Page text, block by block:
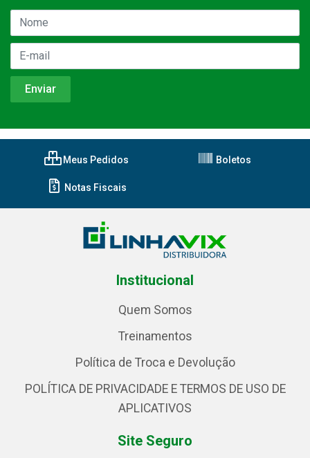
Meus Pedidos Boletos
Notas Fiscais
Institucional
Quem Somos
Treinamentos
Política de Troca e Devolução
POLÍTICA DE PRIVACIDADE E TERMOS DE USO DE
APLICATIVOS
Site Seguro